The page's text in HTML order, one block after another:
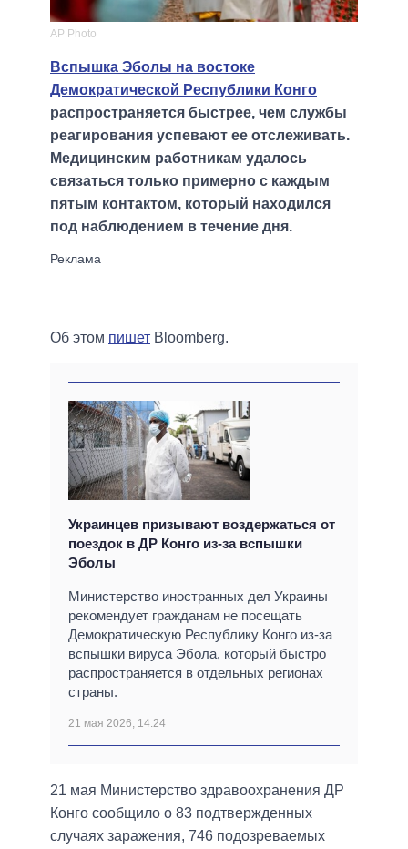
AP Photo
Вспышка Эболы на востоке
Демократической Республики Конго
распространяется быстрее, чем службы
реагирования успевают ее отслеживать.
Медицинским работникам удалось
связаться только примерно с каждым
пятым контактом, который находился
под наблюдением в течение дня.
Об этом пишет Bloomberg.
Украинцев призывают воздержаться от
поездок в ДР Конго из-за вспышки
Эболы
Министерство иностранных дел Украины
рекомендует гражданам не посещать
Демократическую Республику Конго из-за
вспышки вируса Эбола, который быстро
распространяется в отдельных регионах
страны.
21 мая 2026, 14:24
21 мая Министерство здравоохранения ДР
Конго сообщило о 83 подтвержденных
случаях заражения, 746 подозреваемых